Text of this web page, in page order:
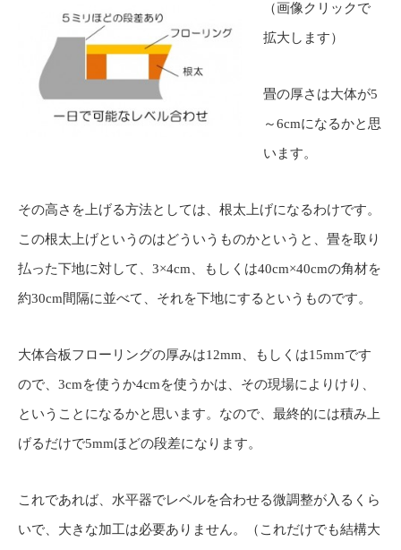
（画像クリックで
拡大します）
畳の厚さは大体が5
～6cmになるかと思
います。
その高さを上げる方法としては、根太上げになるわけです。
この根太上げというのはどういうものかというと、畳を取り
払った下地に対して、3×4cm、もしくは40cm×40cmの角材を
約30cm間隔に並べて、それを下地にするというものです。
大体合板フローリングの厚みは12mm、もしくは15mmです
ので、3cmを使うか4cmを使うかは、その現場によりけり、
ということになるかと思います。なので、最終的には積み上
げるだけで5mmほどの段差になります。
これであれば、水平器でレベルを合わせる微調整が入るくら
いで、大きな加工は必要ありません。（これだけでも結構大